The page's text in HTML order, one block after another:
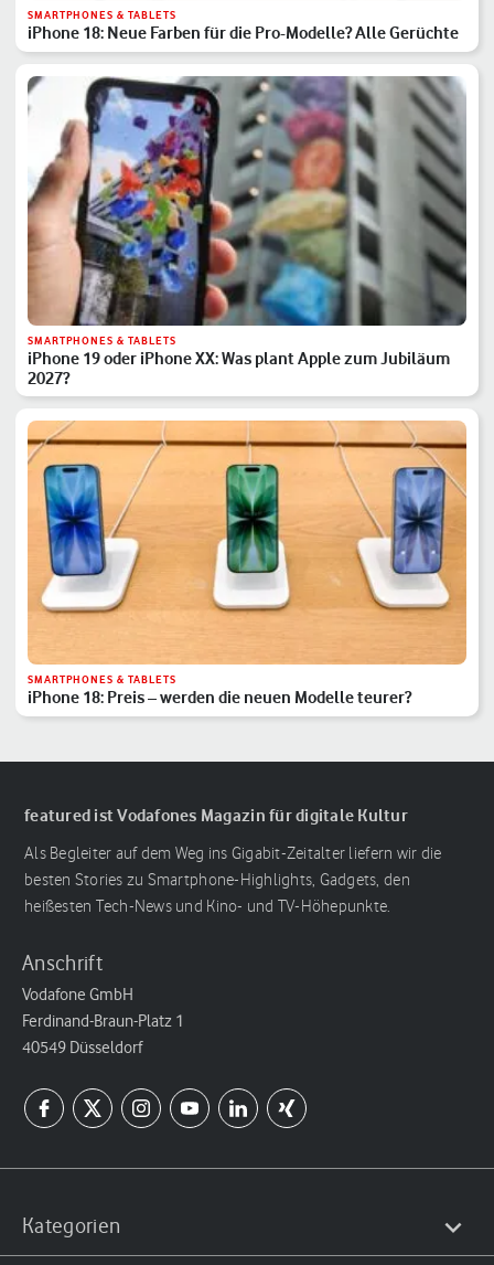
SMARTPHONES & TABLETS
iPhone 18: Neue Farben für die Pro-Modelle? Alle Gerüchte
SMARTPHONES & TABLETS
iPhone 19 oder iPhone XX: Was plant Apple zum Jubiläum
2027?
SMARTPHONES & TABLETS
iPhone 18: Preis – werden die neuen Modelle teurer?
featured ist Vodafones Magazin für digitale Kultur
Als Begleiter auf dem Weg ins Gigabit-Zeitalter liefern wir die
besten Stories zu Smartphone-Highlights, Gadgets, den
heißesten Tech-News und Kino- und TV-Höhepunkte.
Anschrift
Vodafone GmbH
Ferdinand-Braun-Platz 1
40549 Düsseldorf
Kategorien